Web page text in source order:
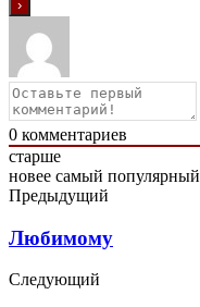
0 комментариев
старше
новее самый популярный
Предыдущий
Любимому
Следующий